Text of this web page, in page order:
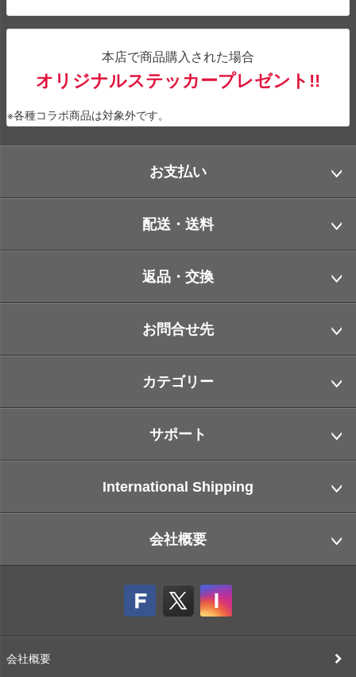
本店で商品購入された場合
オリジナルステッカープレゼント!!
※各種コラボ商品は対象外です。
お支払い
配送・送料
返品・交換
お問合せ先
カテゴリー
サポート
International Shipping
会社概要
会社概要